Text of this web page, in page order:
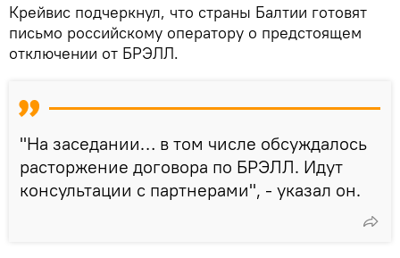
Крейвис подчеркнул, что страны Балтии готовят
письмо российскому оператору о предстоящем
отключении от БРЭЛЛ.
"На заседании… в том числе обсуждалось
расторжение договора по БРЭЛЛ. Идут
консультации с партнерами", - указал он.